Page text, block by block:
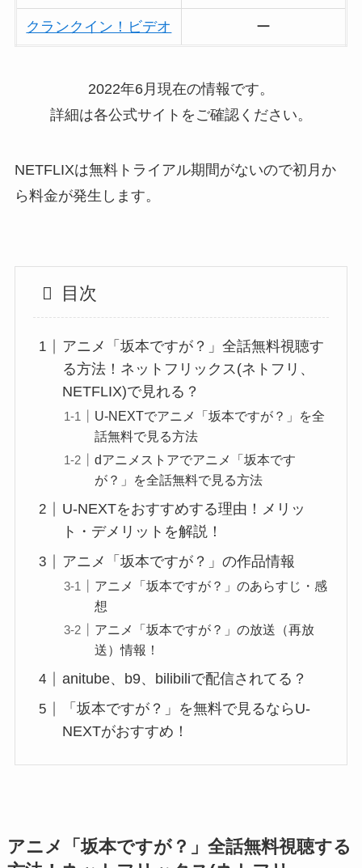
クランクイン！ビデオ ー
2022年6月現在の情報です。
詳細は各公式サイトをご確認ください。
NETFLIXは無料トライアル期間がないので初月か
ら料金が発生します。
目次
アニメ「坂本ですが？」全話無料視聴す
る方法！ネットフリックス(ネトフリ、
NETFLIX)で見れる？
U-NEXTでアニメ「坂本ですが？」を全
話無料で見る方法
dアニメストアでアニメ「坂本です
が？」を全話無料で見る方法
U-NEXTをおすすめする理由！メリッ
ト・デメリットを解説！
アニメ「坂本ですが？」の作品情報
アニメ「坂本ですが？」のあらすじ・感
想
アニメ「坂本ですが？」の放送（再放
送）情報！
anitube、b9、bilibiliで配信されてる？
「坂本ですが？」を無料で見るならU-
NEXTがおすすめ！
アニメ「坂本ですが？」全話無料視聴する